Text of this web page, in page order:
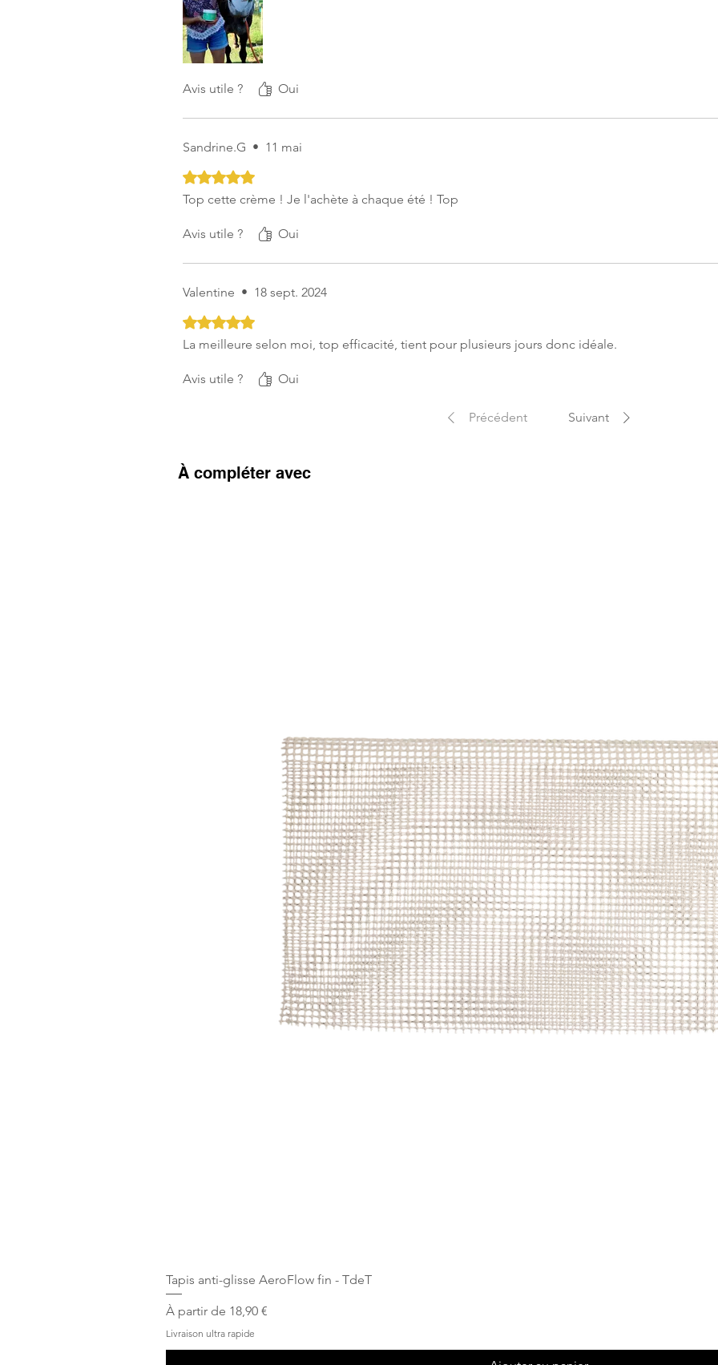
Avis utile ? Oui
Sandrine.G • 11 mai
Noté 5 sur 5.
Top cette crème ! Je l'achète à chaque été ! Top
Avis utile ? Oui
Valentine • 18 sept. 2024
Noté 5 sur 5.
La meilleure selon moi, top efficacité, tient pour plusieurs jours donc idéale.
Avis utile ? Oui
Précédent Suivant
À compléter avec
Tapis anti-glisse AeroFlow fin - TdeT
À partir de 18,90 €
Prix promotionnel
Livraison ultra rapide